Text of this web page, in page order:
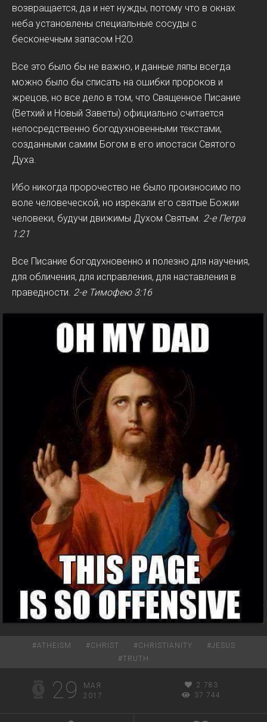
возвращается, да и нет нужды, потому что в окнах
неба установлены специальные сосуды с
бесконечным запасом H2O.
Все это было бы не важно, и данные ляпы всегда
можно было бы списать на ошибки пророков и
жрецов, но все дело в том, что Священное Писание
(Ветхий и Новый Заветы) официально считается
непосредственно богодухновенными текстами,
созданными самим Богом в его ипостаси Святого
Духа.
Ибо никогда пророчество не было произносимо по
воле человеческой, но изрекали его святые Божии
человеки, будучи движимы Духом Святым. 2-е Петра
1:21
Все Писание богодухновенно и полезно для научения,
для обличения, для исправления, для наставления в
праведности. 2-е Тимофею 3:16
#ATHEISM #CHRIST #CHRISTIANITY #JESUS
#TRUTH
29
МАЯ
2017
2 783
37 744